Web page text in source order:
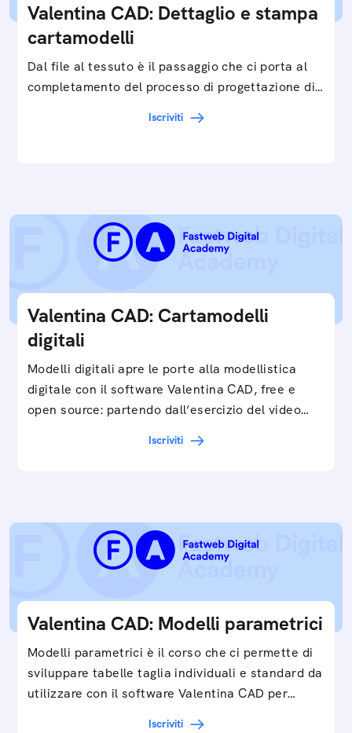
Valentina CAD: Dettaglio e stampa
cartamodelli
Dal file al tessuto è il passaggio che ci porta al
completamento del processo di progettazione di
Iscriviti
Valentina CAD: Cartamodelli
digitali
Modelli digitali apre le porte alla modellistica
digitale con il software Valentina CAD, free e
open source: partendo dall’esercizio del video…
Iscriviti
Valentina CAD: Modelli parametrici
Modelli parametrici è il corso che ci permette di
sviluppare tabelle taglia individuali e standard da
utilizzare con il software Valentina CAD per…
Iscriviti